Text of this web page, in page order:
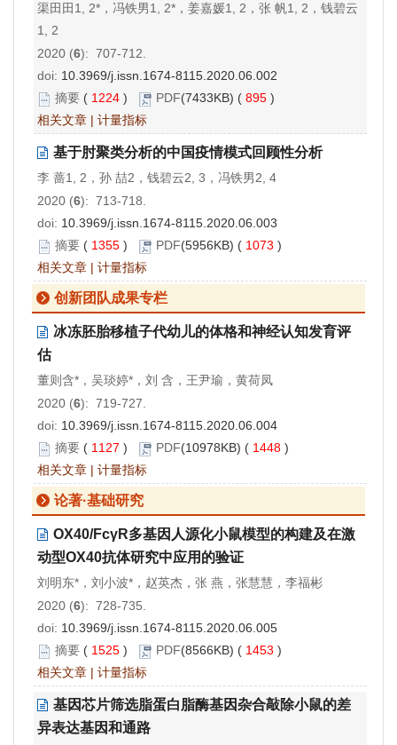
渠田田1, 2*，冯铁男1, 2*，姜嘉媛1, 2，张 帆1, 2，钱碧云
1, 2
2020 (6): 707-712.
doi: 10.3969/j.issn.1674-8115.2020.06.002
摘要 ( 1224 ) PDF(7433KB) ( 895 )
相关文章 | 计量指标
基于肘聚类分析的中国疫情模式回顾性分析
李 蔷1, 2，孙 喆2，钱碧云2, 3，冯铁男2, 4
2020 (6): 713-718.
doi: 10.3969/j.issn.1674-8115.2020.06.003
摘要 ( 1355 ) PDF(5956KB) ( 1073 )
相关文章 | 计量指标
创新团队成果专栏
冰冻胚胎移植子代幼儿的体格和神经认知发育评
估
董则含*，吴琰婷*，刘 含，王尹瑜，黄荷凤
2020 (6): 719-727.
doi: 10.3969/j.issn.1674-8115.2020.06.004
摘要 ( 1127 ) PDF(10978KB) ( 1448 )
相关文章 | 计量指标
论著·基础研究
OX40/FcγR多基因人源化小鼠模型的构建及在激
动型OX40抗体研究中应用的验证
刘明东*，刘小波*，赵英杰，张 燕，张慧慧，李福彬
2020 (6): 728-735.
doi: 10.3969/j.issn.1674-8115.2020.06.005
摘要 ( 1525 ) PDF(8566KB) ( 1453 )
相关文章 | 计量指标
基因芯片筛选脂蛋白脂酶基因杂合敲除小鼠的差
异表达基因和通路